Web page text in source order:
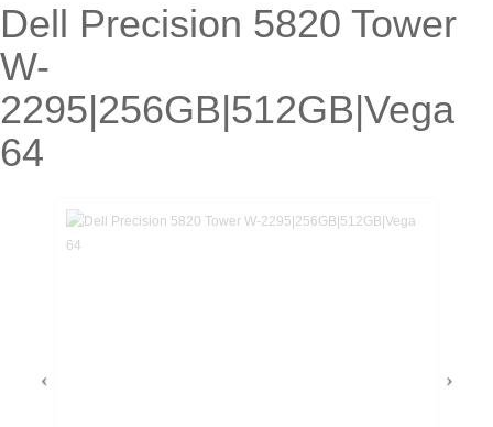
Dell Precision 5820 Tower
W-
2295|256GB|512GB|Vega
64